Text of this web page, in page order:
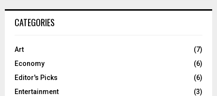
CATEGORIES
Art
(7)
Economy
(6)
Editor's Picks
(6)
Entertainment
(3)